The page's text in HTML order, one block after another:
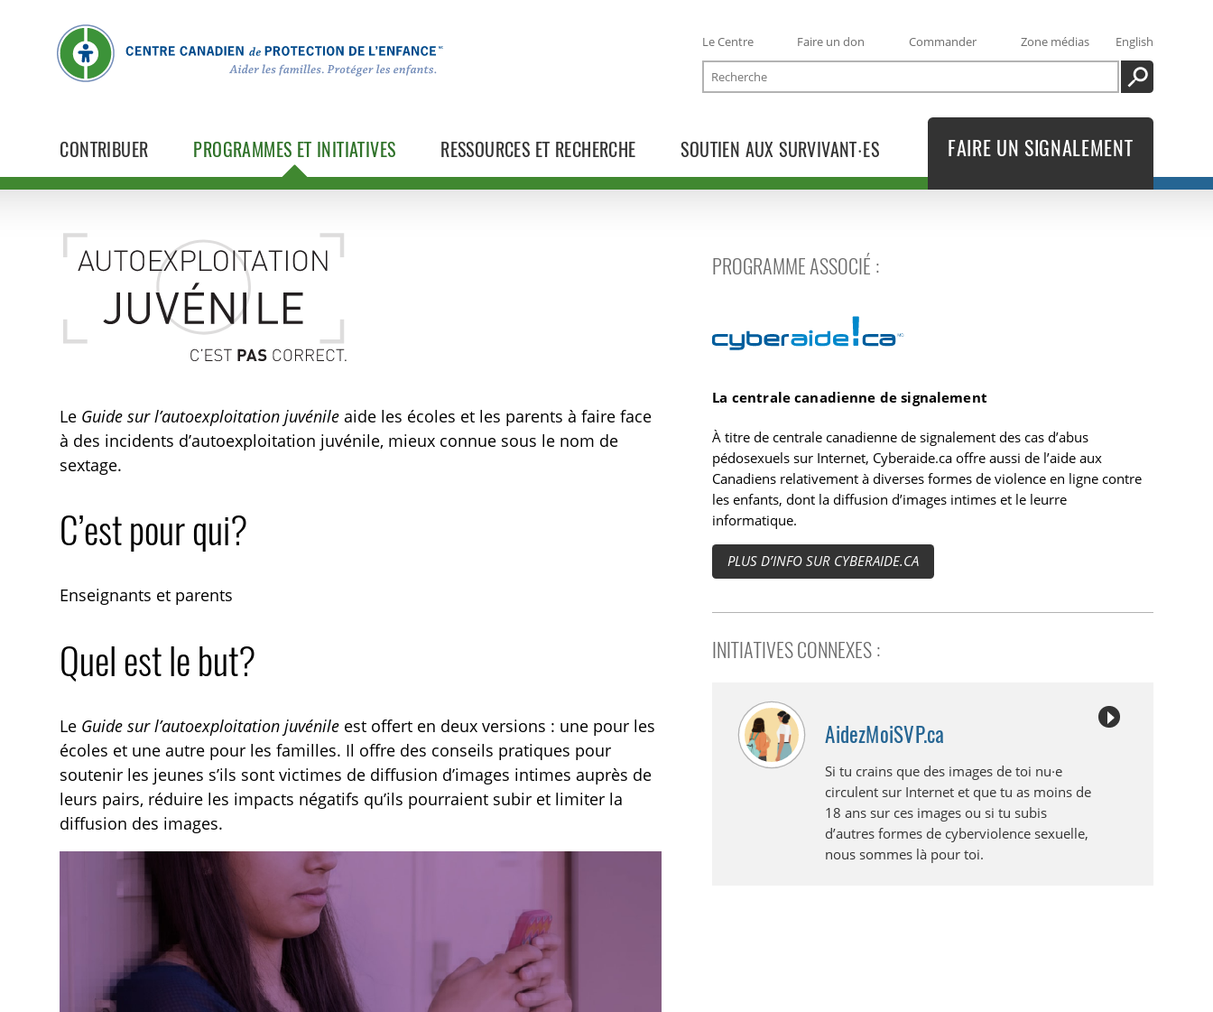
CONTRIBUER PROGRAMMES ET INITIATIVES RESSOURCES ET RECHERCHE SOUTIEN AUX SURVIVANT·ES
Le Centre Faire un don Commander Zone médias
English
Recherche
RECHERCHE
FAIRE UN SIGNALEMENT
Guide sur l’autoexploitation juvénile
Le Guide sur l’autoexploitation juvénile aide les écoles et les parents à faire face
à des incidents d’autoexploitation juvénile, mieux connue sous le nom de
sextage.
C’est pour qui?
Enseignants et parents
Quel est le but?
Le Guide sur l’autoexploitation juvénile est offert en deux versions : une pour les
écoles et une autre pour les familles. Il offre des conseils pratiques pour
soutenir les jeunes s’ils sont victimes de diffusion d’images intimes auprès de
leurs pairs, réduire les impacts négatifs qu’ils pourraient subir et limiter la
diffusion des images.
PROGRAMME ASSOCIÉ :
La centrale canadienne de signalement
À titre de centrale canadienne de signalement des cas d’abus
pédosexuels sur Internet, Cyberaide.ca offre aussi de l’aide aux
Canadiens relativement à diverses formes de violence en ligne contre
les enfants, dont la diffusion d’images intimes et le leurre
informatique.
PLUS D’INFO SUR CYBERAIDE.CA
INITIATIVES CONNEXES :
AidezMoiSVP.ca
Si tu crains que des images de toi nu·e
circulent sur Internet et que tu as moins de
18 ans sur ces images ou si tu subis
d’autres formes de cyberviolence sexuelle,
nous sommes là pour toi.